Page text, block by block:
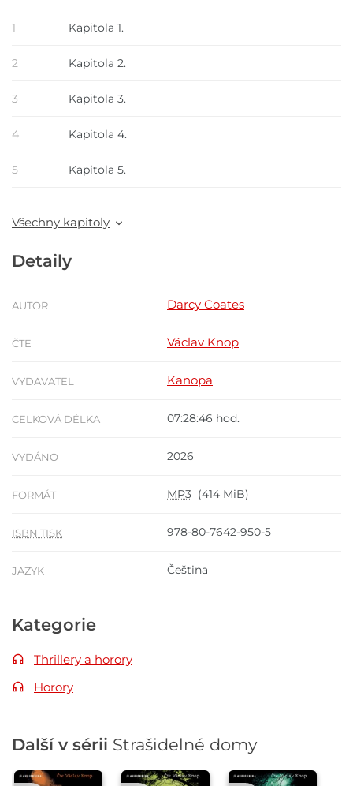
1 Kapitola 1.
2 Kapitola 2.
3 Kapitola 3.
4 Kapitola 4.
5 Kapitola 5.
Všechny kapitoly
Detaily
AUTOR Darcy Coates
ČTE Václav Knop
VYDAVATEL Kanopa
CELKOVÁ DÉLKA 07:28:46 hod.
VYDÁNO 2026
FORMÁT MP3 (414 MiB)
ISBN TISK 978-80-7642-950-5
JAZYK Čeština
Kategorie
Thrillery a horory
Horory
Další v sérii Strašidelné domy